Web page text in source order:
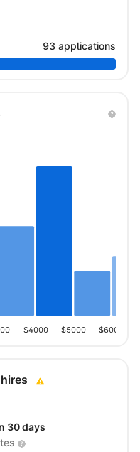
93 applications
$4000 $5000 $6000
30 days